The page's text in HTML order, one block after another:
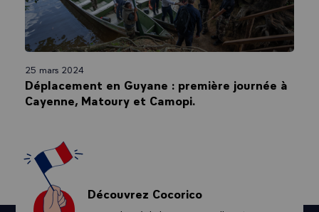
25 mars 2024
Déplacement en Guyane : première journée à
Cayenne, Matoury et Camopi.
Découvrez Cocorico